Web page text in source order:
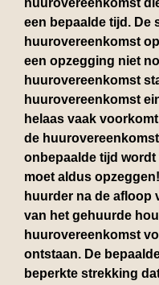
huurovereenkomst
een bepaalde tijd. De
huurovereenkomst
een opzegging niet
huurovereenkomst
huurovereenkomst
helaas vaak
de
onbepaalde tijd
moet aldus
huurder na de afloop
van het gehuurde
huurovereenkomst
ontstaan. De
beperkte strekking